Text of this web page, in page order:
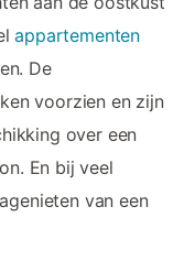
appartementen
De
voorzien en zijn
over een
En bij veel
van een